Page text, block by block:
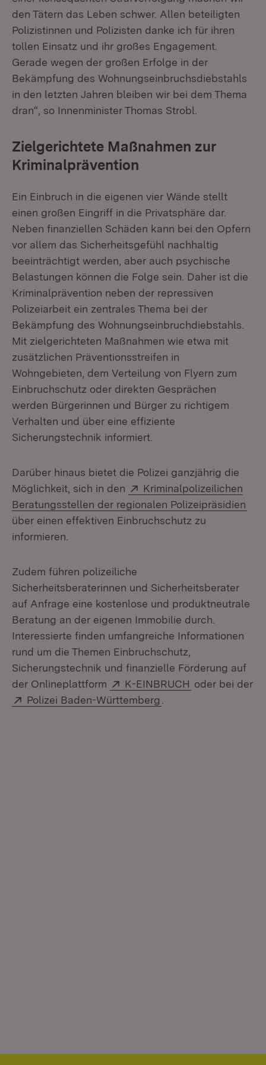
den Tätern das Leben schwer. Allen beteiligten
Polizistinnen und Polizisten danke ich für ihren
tollen Einsatz und ihr großes Engagement.
Gerade wegen der großen Erfolge in der
Bekämpfung des Wohnungseinbruchsdiebstahls
in den letzten Jahren bleiben wir bei dem Thema
dran“, so Innenminister Thomas Strobl.
Zielgerichtete Maßnahmen zur
Kriminalprävention
Ein Einbruch in die eigenen vier Wände stellt
einen großen Eingriff in die Privatsphäre dar.
Neben finanziellen Schäden kann bei den Opfern
vor allem das Sicherheitsgefühl nachhaltig
beeinträchtigt werden, aber auch psychische
Belastungen können die Folge sein. Daher ist die
Kriminalprävention neben der repressiven
Polizeiarbeit ein zentrales Thema bei der
Bekämpfung des Wohnungseinbruchdiebstahls.
Mit zielgerichteten Maßnahmen wie etwa mit
zusätzlichen Präventionsstreifen in
Wohngebieten, dem Verteilung von Flyern zum
Einbruchschutz oder direkten Gesprächen
werden Bürgerinnen und Bürger zu richtigem
Verhalten und über eine effiziente
Sicherungstechnik informiert.
Darüber hinaus bietet die Polizei ganzjährig die
Möglichkeit, sich in den
Extern:
Kriminalpolizeilichen
Beratungsstellen der regionalen Polizeipräsidien
über einen effektiven Einbruchschutz zu
informieren.
Zudem führen polizeiliche
Sicherheitsberaterinnen und Sicherheitsberater
auf Anfrage eine kostenlose und produktneutrale
Beratung an der eigenen Immobilie durch.
Interessierte finden umfangreiche Informationen
rund um die Themen Einbruchschutz,
Sicherungstechnik und finanzielle Förderung auf
der Onlineplattform
Extern:
K-EINBRUCH (Öffnet in
oder bei der
Extern:
Polizei Baden-Württemberg